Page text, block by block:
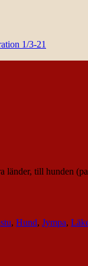
1/3-21
till hunden
, Hund, Jympa,